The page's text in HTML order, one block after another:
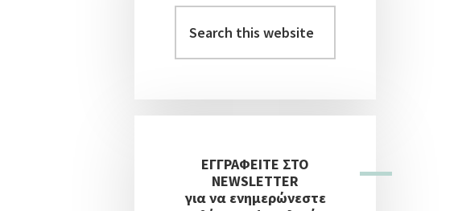
Στήλη
this
website
ΕΓΓΡΑΦΕΙΤΕ ΣΤΟ
NEWSLETTER
για να ενημερώνεστε